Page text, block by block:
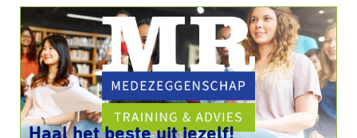
Haal het beste uit jezelf!